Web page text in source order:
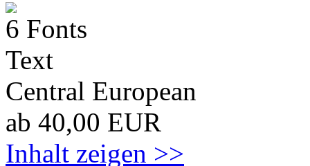
6 Fonts
Text
Central European
ab 40,00 EUR
Inhalt zeigen >>